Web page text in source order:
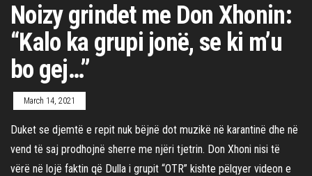
Noizy grindet me Don Xhonin:
“Kalo ka grupi jonë, se ki m’u
bo gej…”
March 14, 2021
Duket se djemtë e repit nuk bëjnë dot muzikë në karantinë dhe në
vend të saj prodhojnë sherre me njëri tjetrin. Don Xhoni nisi të
vërë në lojë faktin që Dulla i grupit “OTR” kishte pëlqyer videon e